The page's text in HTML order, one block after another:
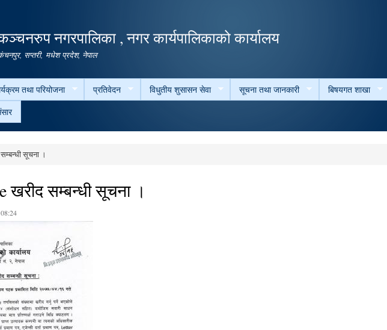
content
नगरपालिका , नगर कार्यपालिकाको कार्यालय
सप्तरी, मधेश प्रदेश, नेपाल
तथा परियोजना प्रतिवेदन विधुतीय शुसासन सेवा सूचना तथा जानकारी बिषयगत शाखा
सूचना ।
सम्बन्धी सूचना ।